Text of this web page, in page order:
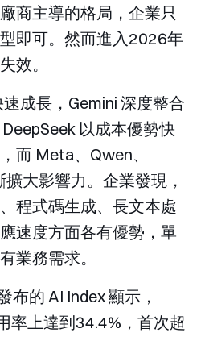
商主導的格局，企業只
即可。然而進入2026年
效。
成長，Gemini 深度整合
以成本優勢快
而 Meta、Qwen、
大影響力。企業發現，
程式碼生成、長文本處
速度方面各有優勢，單
業務需求。
布的 AI Index 顯示，
率上達到34.4%，首次超